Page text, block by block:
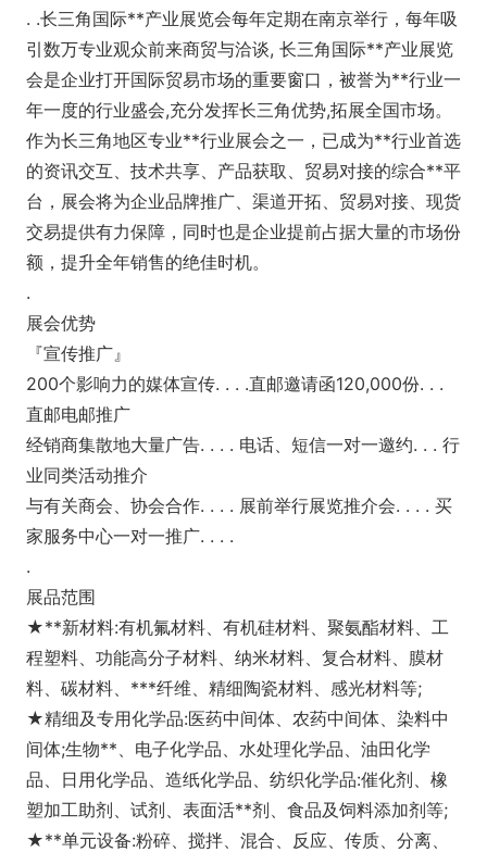
. .长三角国际**产业展览会每年定期在南京举行，每年吸
引数万专业观众前来商贸与洽谈, 长三角国际**产业展览
会是企业打开国际贸易市场的重要窗口，被誉为**行业一
年一度的行业盛会,充分发挥长三角优势,拓展全国市场。
作为长三角地区专业**行业展会之一，已成为**行业首选
的资讯交互、技术共享、产品获取、贸易对接的综合**平
台，展会将为企业品牌推广、渠道开拓、贸易对接、现货
交易提供有力保障，同时也是企业提前占据大量的市场份
额，提升全年销售的绝佳时机。
.
展会优势
『宣传推广』
200个影响力的媒体宣传. . . .直邮邀请函120,000份. . .
直邮电邮推广
经销商集散地大量广告. . . . 电话、短信一对一邀约. . . 行
业同类活动推介
与有关商会、协会合作. . . . 展前举行展览推介会. . . . 买
家服务中心一对一推广. . . .
.
展品范围
★**新材料:有机氟材料、有机硅材料、聚氨酯材料、工
程塑料、功能高分子材料、纳米材料、复合材料、膜材
料、碳材料、***纤维、精细陶瓷材料、感光材料等;
★精细及专用化学品:医药中间体、农药中间体、染料中
间体;生物**、电子化学品、水处理化学品、油田化学
品、日用化学品、造纸化学品、纺织化学品:催化剂、橡
塑加工助剂、试剂、表面活**剂、食品及饲料添加剂等;
★**单元设备:粉碎、搅拌、混合、反应、传质、分离、